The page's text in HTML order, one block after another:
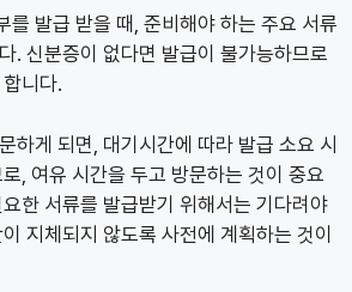
를 발급 받을 때, 준비해야 하는 주요 서류
. 신분증이 없다면 발급이 불가능하므로
니다.
하게 되면, 대기시간에 따라 발급 소요 시
, 여유 시간을 두고 방문하는 것이 중요
한 서류를 발급받기 위해서는 기다려야
지체되지 않도록 사전에 계획하는 것이